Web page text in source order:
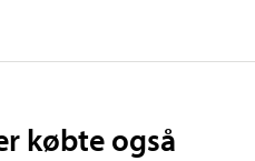
købte også